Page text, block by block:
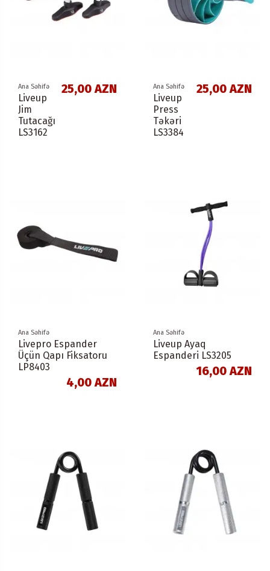
Ana Səhifə
Liveup
Jim
Tutacağı
LS3162
25,00 AZN Ana Səhifə
Liveup
Press
Təkəri
LS3384
25,00 AZN
Ana Səhifə
Livepro Espander
Üçün Qapı Fiksatoru
LP8403
4,00 AZN
Ana Səhifə
Liveup Ayaq
Espanderi LS3205
16,00 AZN